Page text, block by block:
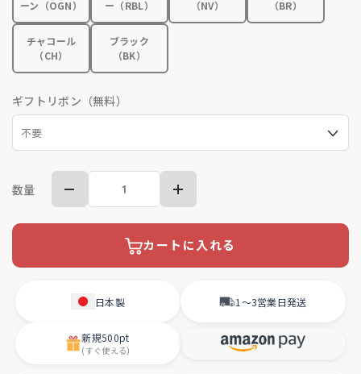
ーン（OGN）
ー（RBL）
（NV）
（BR）
チャコール
（CH）
ブラック
（BK）
ギフトリボン（無料）
数量
カートに入れる
日本製 1〜3営業日発送
新規500pt
(すぐ使える)